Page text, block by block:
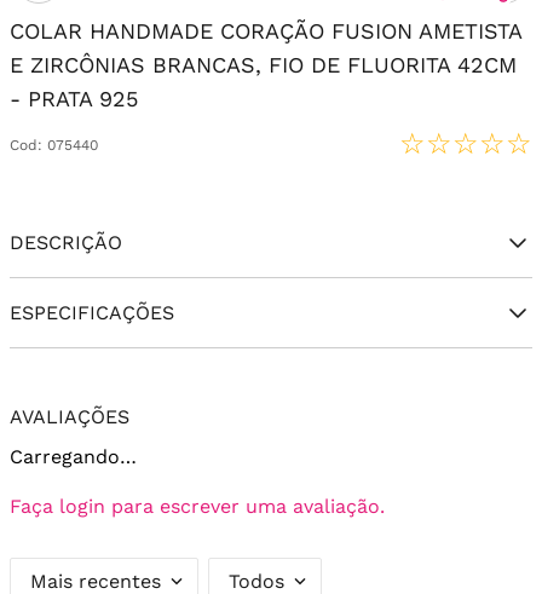
COLAR HANDMADE CORAÇÃO FUSION AMETISTA
E ZIRCÔNIAS BRANCAS, FIO DE FLUORITA 42CM
- PRATA 925
Cod : 075440 ☆☆☆☆☆
DESCRIÇÃO
ESPECIFICAÇÕES
AVALIAÇÕES
Carregando…
Faça login para escrever uma avaliação.
Mais recentes Todos